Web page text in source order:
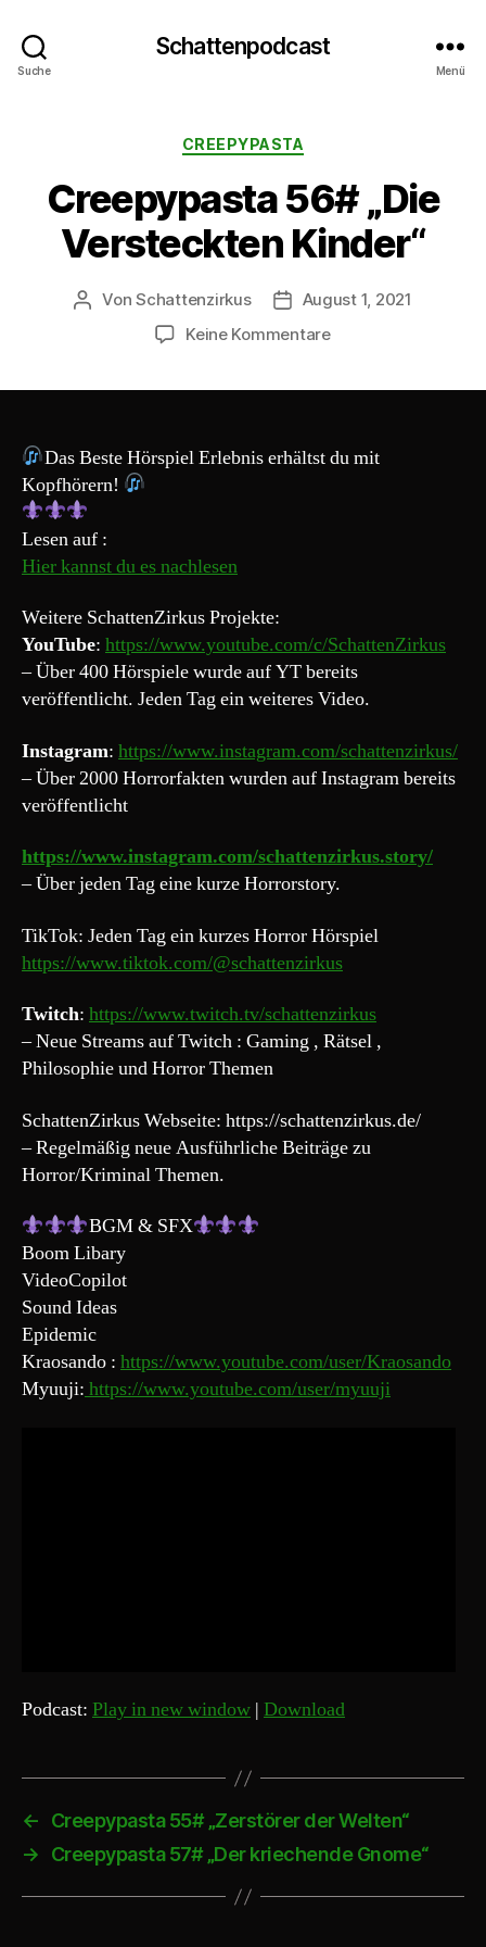
Suche
Schattenpodcast
Menü
Kategorien
CREEPYPASTA
Creepypasta 56# „Die
Versteckten Kinder“
Beitragsautor
VonSchattenzirkus Beitragsdatum
August 1, 2021
Keine Kommentarezu
Kinder“
Das Beste Hörspiel Erlebnis erhältst du mit
Kopfhörern!
Lesen auf :
Hier kannst du es nachlesen
Weitere SchattenZirkus Projekte:
YouTube: https://www.youtube.com/c/SchattenZirkus
– Über 400 Hörspiele wurde auf YT bereits
veröffentlicht. Jeden Tag ein weiteres Video.
Instagram: https://www.instagram.com/schattenzirkus/
– Über 2000 Horrorfakten wurden auf Instagram bereits
veröffentlicht
https://www.instagram.com/schattenzirkus.story/
– Über jeden Tag eine kurze Horrorstory.
TikTok: Jeden Tag ein kurzes Horror Hörspiel
https://www.tiktok.com/@schattenzirkus
Twitch: https://www.twitch.tv/schattenzirkus
– Neue Streams auf Twitch : Gaming , Rätsel ,
Philosophie und Horror Themen
SchattenZirkus Webseite: https://schattenzirkus.de/
– Regelmäßig neue Ausführliche Beiträge zu
Horror/Kriminal Themen.
BGM & SFX
Boom Libary
VideoCopilot
Sound Ideas
Epidemic
Kraosando : https://www.youtube.com/user/Kraosando
Myuuji: https://www.youtube.com/user/myuuji
Podcast: Play in new window | Download
←
Creepypasta 55# „Zerstörer der Welten“
→
Creepypasta 57# „Der kriechende Gnome“